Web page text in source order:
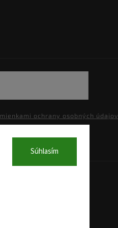
Súhlasím
ochrany osobných údajov